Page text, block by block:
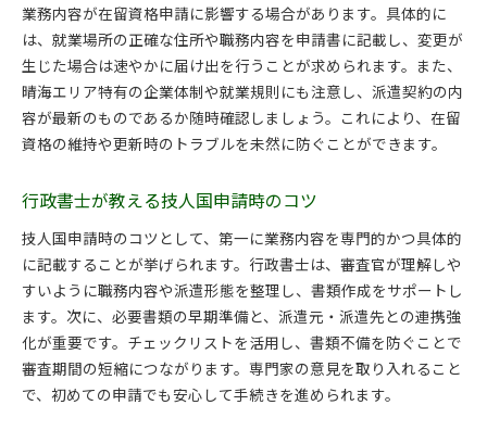
業務内容が在留資格申請に影響する場合があります。具体的に
は、就業場所の正確な住所や職務内容を申請書に記載し、変更が
生じた場合は速やかに届け出を行うことが求められます。また、
晴海エリア特有の企業体制や就業規則にも注意し、派遣契約の内
容が最新のものであるか随時確認しましょう。これにより、在留
資格の維持や更新時のトラブルを未然に防ぐことができます。
行政書士が教える技人国申請時のコツ
技人国申請時のコツとして、第一に業務内容を専門的かつ具体的
に記載することが挙げられます。行政書士は、審査官が理解しや
すいように職務内容や派遣形態を整理し、書類作成をサポートし
ます。次に、必要書類の早期準備と、派遣元・派遣先との連携強
化が重要です。チェックリストを活用し、書類不備を防ぐことで
審査期間の短縮につながります。専門家の意見を取り入れること
で、初めての申請でも安心して手続きを進められます。